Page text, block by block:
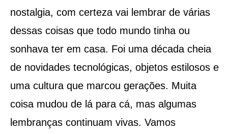
nostalgia, com certeza vai lembrar de várias
dessas coisas que todo mundo tinha ou
sonhava ter em casa. Foi uma década cheia
de novidades tecnológicas, objetos estilosos e
uma cultura que marcou gerações. Muita
coisa mudou de lá para cá, mas algumas
lembranças continuam vivas. Vamos